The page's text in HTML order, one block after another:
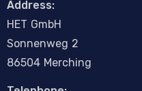
Address:
HET GmbH
Sonnenweg 2
86504 Merching